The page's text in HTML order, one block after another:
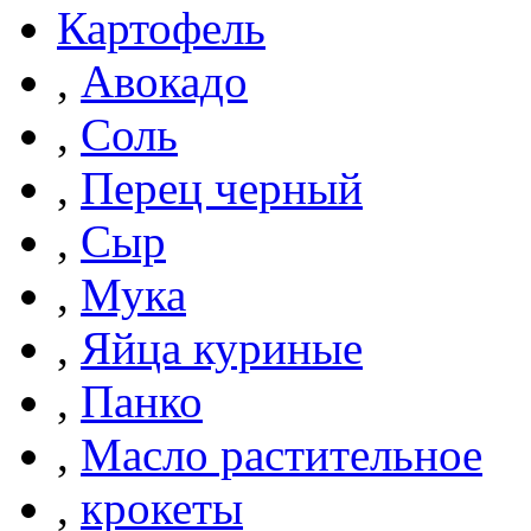
Картофель
, Авокадо
, Соль
, Перец черный
, Сыр
, Мука
, Яйца куриные
, Панко
, Масло растительное
, крокеты